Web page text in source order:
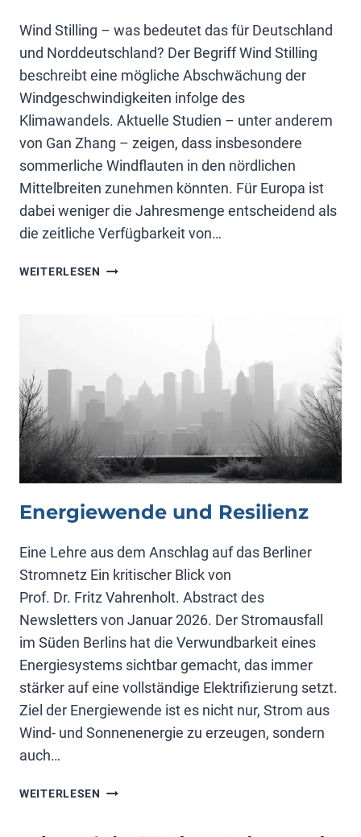
Wind Stilling – was bedeutet das für Deutschland
und Norddeutschland? Der Begriff Wind Stilling
beschreibt eine mögliche Abschwächung der
Windgeschwindigkeiten infolge des
Klimawandels. Aktuelle Studien – unter anderem
von Gan Zhang – zeigen, dass insbesondere
sommerliche Windflauten in den nördlichen
Mittelbreiten zunehmen könnten. Für Europa ist
dabei weniger die Jahresmenge entscheidend als
die zeitliche Verfügbarkeit von…
WEITERLESEN KEIN
Energiewende und Resilienz
Eine Lehre aus dem Anschlag auf das Berliner
Stromnetz Ein kritischer Blick von
Prof. Dr. Fritz Vahrenholt. Abstract des
Newsletters von Januar 2026. Der Stromausfall
im Süden Berlins hat die Verwundbarkeit eines
Energiesystems sichtbar gemacht, das immer
stärker auf eine vollständige Elektrifizierung setzt.
Ziel der Energiewende ist es nicht nur, Strom aus
Wind- und Sonnenenergie zu erzeugen, sondern
auch…
WEITERLESEN ENERGIEWENDE